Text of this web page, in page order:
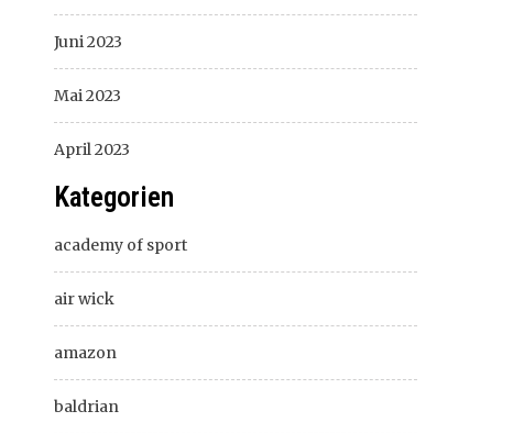
Juni 2023
Mai 2023
April 2023
Kategorien
academy of sport
air wick
amazon
baldrian